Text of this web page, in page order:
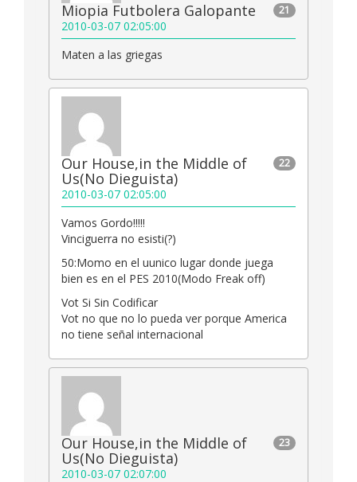
21
Miopia Futbolera Galopante
2010-03-07 02:05:00
Maten a las griegas
22
Our House,in the Middle of
Us(No Dieguista)
2010-03-07 02:05:00
Vamos Gordo!!!!!
Vinciguerra no esisti(?)
50:Momo en el uunico lugar donde juega
bien es en el PES 2010(Modo Freak off)
Vot Si Sin Codificar
Vot no que no lo pueda ver porque America
no tiene señal internacional
23
Our House,in the Middle of
Us(No Dieguista)
2010-03-07 02:07:00